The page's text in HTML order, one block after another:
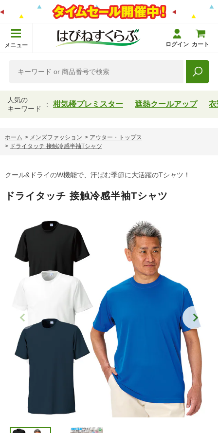
メニュー ログイン カート
人気の
キーワード
柑気楼プレミスター 遮熱クールアップ 衣
ホーム > メンズファッション > アウター・トップス
> ドライタッチ 接触冷感半袖Tシャツ
クール&ドライのW機能で、汗ばむ季節に大活躍のTシャツ！
ドライタッチ 接触冷感半袖Tシャツ